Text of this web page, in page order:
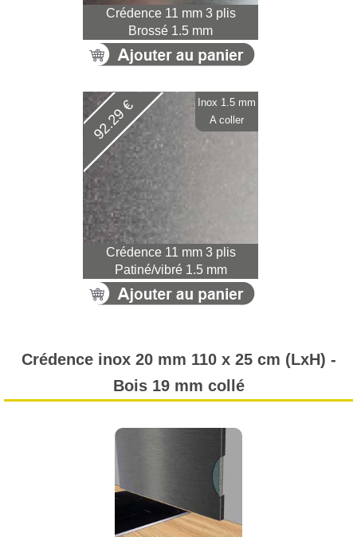
Crédence 11 mm 3 plis
Brossé 1.5 mm
Crédence 11 mm 3 plis
Patiné/vibré 1.5 mm
92.29 €
Inox 1.5 mm
A coller
Crédence inox 20 mm 110 x 25 cm (LxH) -
Bois 19 mm collé